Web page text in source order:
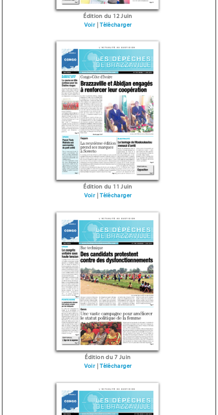
Édition du 12 Juin
Voir| Télécharger
Édition du 11 Juin
Voir| Télécharger
Édition du 7 Juin
Voir| Télécharger